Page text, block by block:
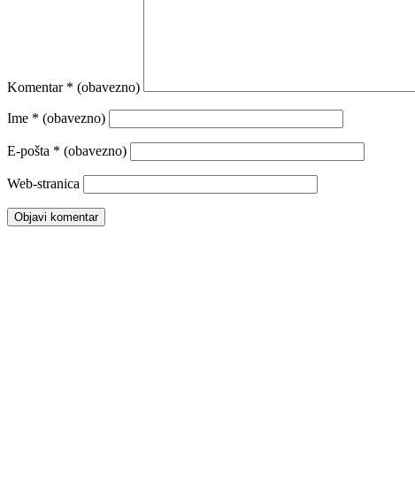
Komentar * (obavezno)
Ime * (obavezno)
E-pošta * (obavezno)
Web-stranica